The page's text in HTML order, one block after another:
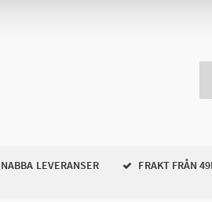
LEVERANSER FRAKT FRÅN